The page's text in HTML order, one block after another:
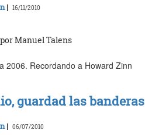
| 16/11/2010
Manuel Talens
2006. Recordando a Howard Zinn
guardad las banderas
| 06/07/2010